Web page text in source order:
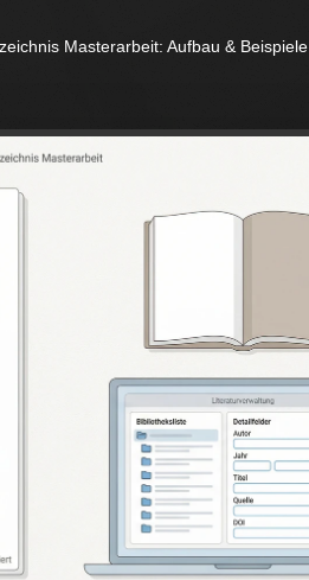
Masterarbeit: Aufbau & Beispiele